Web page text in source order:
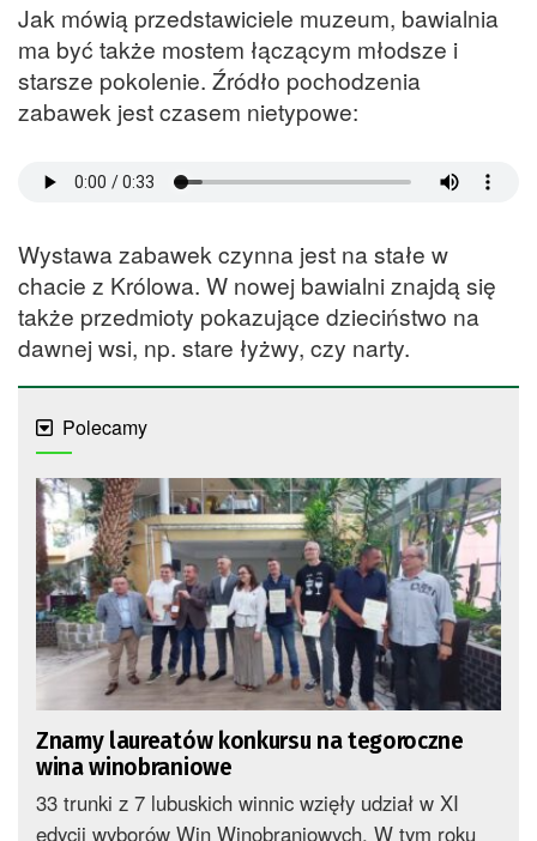
Jak mówią przedstawiciele muzeum, bawialnia
ma być także mostem łączącym młodsze i
starsze pokolenie. Źródło pochodzenia
zabawek jest czasem nietypowe:
Wystawa zabawek czynna jest na stałe w
chacie z Królowa. W nowej bawialni znajdą się
także przedmioty pokazujące dzieciństwo na
dawnej wsi, np. stare łyżwy, czy narty.
Polecamy
Znamy laureatów konkursu na tegoroczne
wina winobraniowe
33 trunki z 7 lubuskich winnic wzięły udział w XI
edycji wyborów Win Winobraniowych. W tym roku